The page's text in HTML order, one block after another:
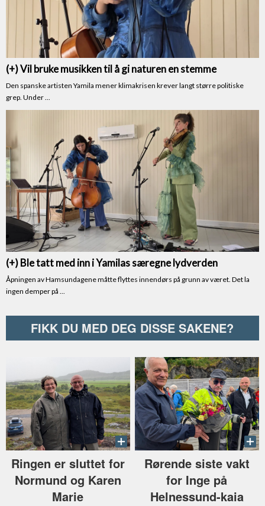
FIKK DU MED DEG DISSE SAKENE?
Ringen er sluttet for
Normund og Karen
Marie
Rørende siste vakt
for Inge på
Helnessund-kaia